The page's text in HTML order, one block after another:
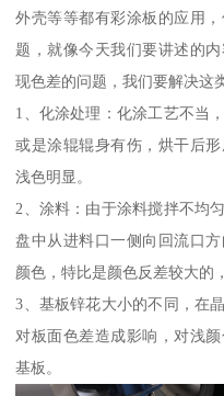
外壳等等都有彩涂板的应用
题，就像今天我们要讲述的
现色差的问题，我们要解决这
1、化涂处理：化涂工艺不当
或是涂辊辊身有伤，烘干后
浅色明显。
2、涂料：由于涂料搅拌不均
盘中从进料口一侧向回流口
颜色，特比是颜色反差较大的
3、基板锌花大小的不同，在
对板面色差造成影响，对浅
基板。